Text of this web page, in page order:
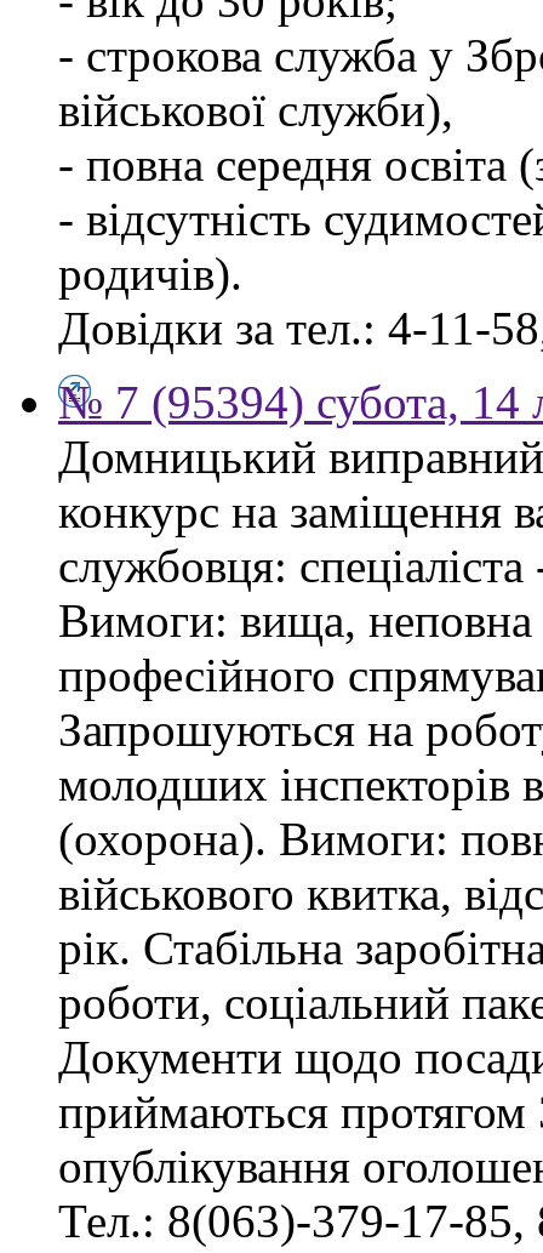
- строкова служба у
військової служби),
- повна середня
- відсутність
родичів).
Довідки за тел.: 4-11-
№ 7 (95394) субота, 14
Домницький
конкурс на заміщення
службовця: спеціаліста
Вимоги: вища, неповна
професійного
Запрошуються на
молодших інспекторів
(охорона). Вимоги:
військового квитка,
рік. Стабільна
роботи, соціальний
Документи щодо посади
приймаються протягом
опублікування
Тел.: 8(063)-379-17-